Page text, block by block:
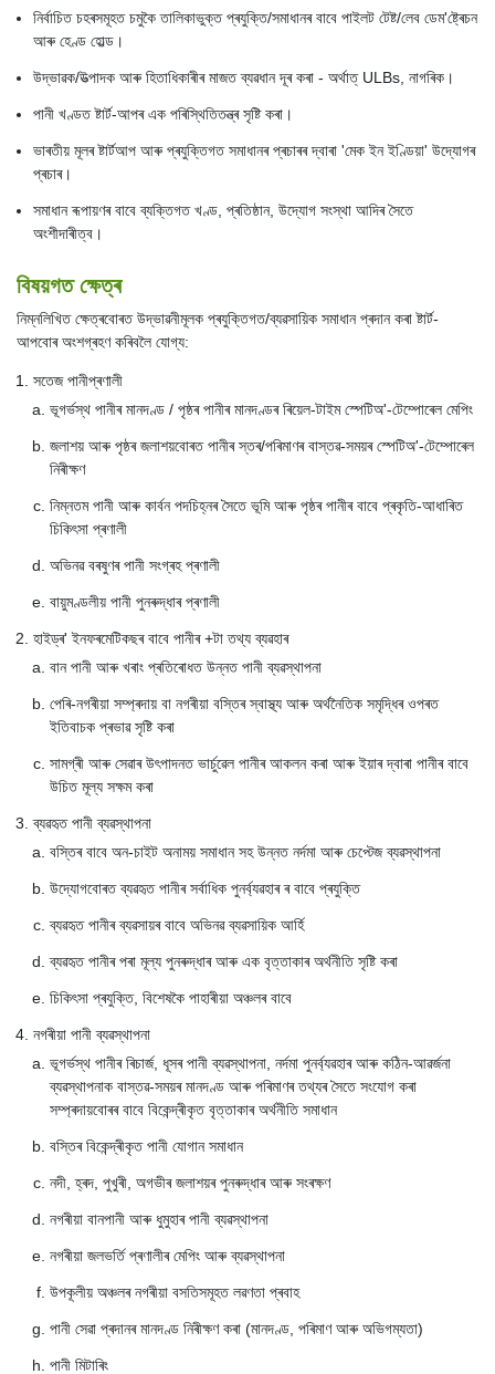
নিৰ্বাচিত চহৰসমূহত চমুকৈ তালিকাভুক্ত প্ৰযুক্তি/সমাধানৰ বাবে পাইলট টেষ্ট/লেব ডেম'ষ্ট্ৰেচন
আৰু হেণ্ড হোল্ড।
উদ্ভাৱক/উত্পাদক আৰু হিতাধিকাৰীৰ মাজত ব্যৱধান দূৰ কৰা - অৰ্থাত্ ULBs, নাগৰিক।
পানী খণ্ডত ষ্টাৰ্ট-আপৰ এক পৰিস্থিতিতন্ত্ৰ সৃষ্টি কৰা।
ভাৰতীয় মূলৰ ষ্টাৰ্টআপ আৰু প্ৰযুক্তিগত সমাধানৰ প্ৰচাৰৰ দ্বাৰা 'মেক ইন ইণ্ডিয়া' উদ্যোগৰ
প্ৰচাৰ।
সমাধান ৰূপায়ণৰ বাবে ব্যক্তিগত খণ্ড, প্ৰতিষ্ঠান, উদ্যোগ সংস্থা আদিৰ সৈতে
অংশীদাৰীত্ব।
বিষয়গত ক্ষেত্ৰ
নিম্নলিখিত ক্ষেত্ৰবোৰত উদ্ভাৱনীমূলক প্ৰযুক্তিগত/ব্যৱসায়িক সমাধান প্ৰদান কৰা ষ্টাৰ্ট-
আপবোৰ অংশগ্ৰহণ কৰিবলৈ যোগ্য:
সতেজ পানীপ্ৰণালী
ভূগৰ্ভস্থ পানীৰ মানদণ্ড / পৃষ্ঠৰ পানীৰ মানদণ্ডৰ ৰিয়েল-টাইম স্পেটিঅ'-টেম্পোৰেল মেপিং
জলাশয় আৰু পৃষ্ঠৰ জলাশয়বোৰত পানীৰ স্তৰ/পৰিমাণৰ বাস্তৱ-সময়ৰ স্পেটিঅ'-টেম্পোৰেল
নিৰীক্ষণ
নিম্নতম পানী আৰু কাৰ্বন পদচিহ্নৰ সৈতে ভূমি আৰু পৃষ্ঠৰ পানীৰ বাবে প্ৰকৃতি-আধাৰিত
চিকিৎসা প্ৰণালী
অভিনৱ বৰষুণৰ পানী সংগ্ৰহ প্ৰণালী
বায়ুমণ্ডলীয় পানী পুনৰুদ্ধাৰ প্ৰণালী
হাইড্ৰ' ইনফৰমেটিকছৰ বাবে পানীৰ +টা তথ্য ব্যৱহাৰ
বান পানী আৰু খৰাং প্ৰতিৰোধত উন্নত পানী ব্যৱস্থাপনা
পেৰি-নগৰীয়া সম্প্ৰদায় বা নগৰীয়া বস্তিৰ স্বাস্থ্য আৰু অৰ্থনৈতিক সমৃদ্ধিৰ ওপৰত
ইতিবাচক প্ৰভাৱ সৃষ্টি কৰা
সামগ্ৰী আৰু সেৱাৰ উৎপাদনত ভাৰ্চুৱেল পানীৰ আকলন কৰা আৰু ইয়াৰ দ্বাৰা পানীৰ বাবে
উচিত মূল্য সক্ষম কৰা
ব্যৱহৃত পানী ব্যৱস্থাপনা
বস্তিৰ বাবে অন-চাইট অনাময় সমাধান সহ উন্নত নৰ্দমা আৰু চেপ্টেজ ব্যৱস্থাপনা
উদ্যোগবোৰত ব্যৱহৃত পানীৰ সৰ্বাধিক পুনৰ্ব্যৱহাৰ ৰ বাবে প্ৰযুক্তি
ব্যৱহৃত পানীৰ ব্যৱসায়ৰ বাবে অভিনৱ ব্যৱসায়িক আৰ্হি
ব্যৱহৃত পানীৰ পৰা মূল্য পুনৰুদ্ধাৰ আৰু এক বৃত্তাকাৰ অৰ্থনীতি সৃষ্টি কৰা
চিকিৎসা প্ৰযুক্তি, বিশেষকৈ পাহাৰীয়া অঞ্চলৰ বাবে
নগৰীয়া পানী ব্যৱস্থাপনা
ভূগৰ্ভস্থ পানীৰ ৰিচাৰ্জ, ধূসৰ পানী ব্যৱস্থাপনা, নৰ্দমা পুনৰ্ব্যৱহাৰ আৰু কঠিন-আৱৰ্জনা
ব্যৱস্থাপনাক বাস্তৱ-সময়ৰ মানদণ্ড আৰু পৰিমাণৰ তথ্যৰ সৈতে সংযোগ কৰা
সম্প্ৰদায়বোৰৰ বাবে বিকেন্দ্ৰীকৃত বৃত্তাকাৰ অৰ্থনীতি সমাধান
বস্তিৰ বিকেন্দ্ৰীকৃত পানী যোগান সমাধান
নদী, হ্ৰদ, পুখুৰী, অগভীৰ জলাশয়ৰ পুনৰুদ্ধাৰ আৰু সংৰক্ষণ
নগৰীয়া বানপানী আৰু ধুমুহাৰ পানী ব্যৱস্থাপনা
নগৰীয়া জলভৰ্তি প্ৰণালীৰ মেপিং আৰু ব্যৱস্থাপনা
উপকূলীয় অঞ্চলৰ নগৰীয়া বসতিসমূহত লৱণতা প্ৰবাহ
পানী সেৱা প্ৰদানৰ মানদণ্ড নিৰীক্ষণ কৰা (মানদণ্ড, পৰিমাণ আৰু অভিগম্যতা)
পানী মিটাৰিং